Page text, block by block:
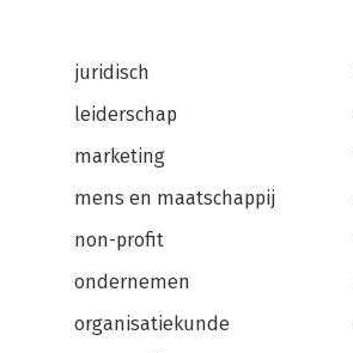
juridisch
leiderschap
marketing
mens en maatschappij
non-profit
ondernemen
organisatiekunde